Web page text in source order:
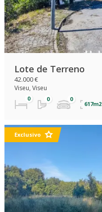
Lote de Terreno
42.000 €
Viseu, Viseu
617m2
Exclusivo